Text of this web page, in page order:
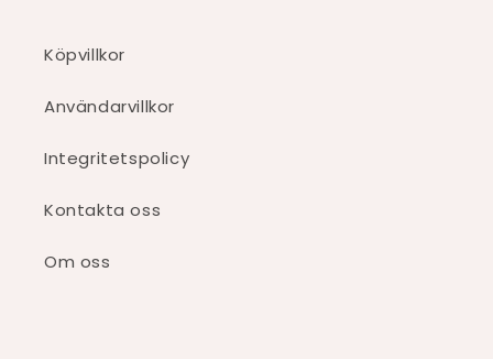
Köpvillkor
Användarvillkor
Integritetspolicy
Kontakta oss
Om oss